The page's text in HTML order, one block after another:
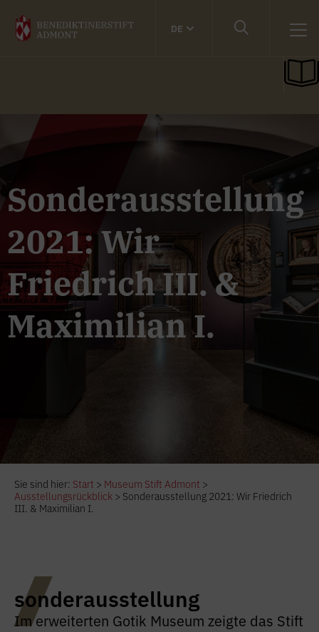
DE
Sonderausstellung
2021: Wir
Friedrich III. &
Maximilian I.
Sie sind hier: Start > Museum Stift Admont >
Ausstellungsrückblick > Sonderausstellung 2021: Wir Friedrich
III. & Maximilian I.
sonderausstellung
Im erweiterten Gotik Museum zeigte das Stift